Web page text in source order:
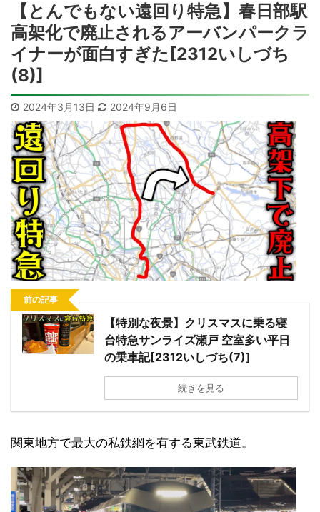
【とんでもない遠回り特急】春日部駅
高架化で廃止されるアーバンパークラ
イナーが面白すぎた[2312いしづち
(8)]
2024年3月13日 2024年9月6日
前の記事
【特別な夜景】クリスマスに乗る寝
台特急サンライズ瀬戸 空室多い平日
の乗車記[2312いしづち(7)]
続きを見る
関東地方で最大の私鉄網を有する東武鉄道。